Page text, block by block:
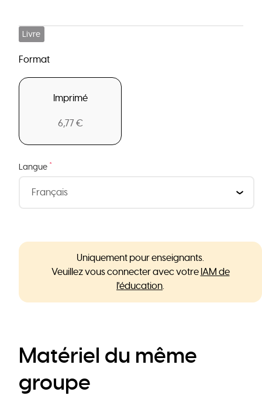
Livre
Format
Imprimé
6,77 €
Langue *
Uniquement pour enseignants.
Veuillez vous connecter avec votre IAM de
l'éducation.
Matériel du même
groupe